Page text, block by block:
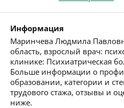
Информация
Маринчева Людмила
область, взрослый врач:
клинике: Психиатрическая
Больше информации о
образовании, категории и
трудового стажа, отзывы и
ниже.